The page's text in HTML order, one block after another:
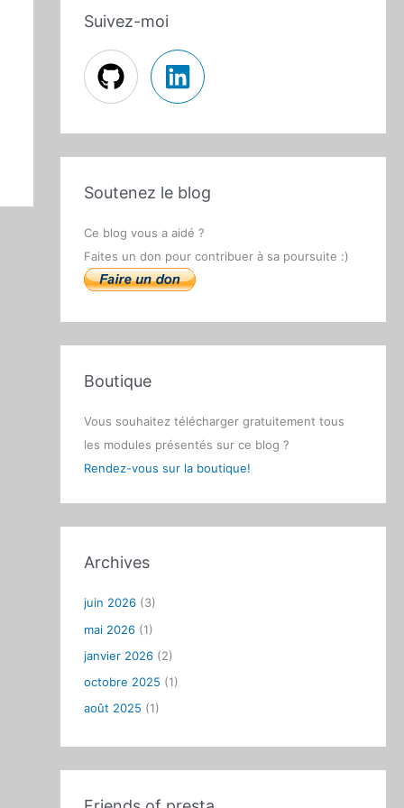
Suivez-moi
Soutenez le blog
Ce blog vous a aidé ?
Faites un don pour contribuer à sa poursuite :)
Boutique
Vous souhaitez télécharger gratuitement tous
les modules présentés sur ce blog ?
Rendez-vous sur la boutique!
Archives
juin 2026(3)
mai 2026(1)
janvier 2026(2)
octobre 2025 (1)
août 2025 (1)